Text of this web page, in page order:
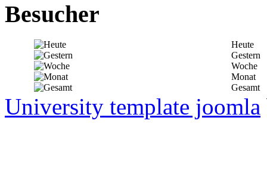
Besucher
Heute
Gestern
Woche
Monat
Gesamt
University template joomla